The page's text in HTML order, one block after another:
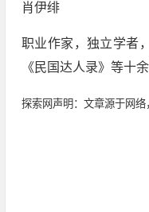
肖伊绯
职业作家，独立学者
《民国达人录》等十余
探索网声明：文章源于网络